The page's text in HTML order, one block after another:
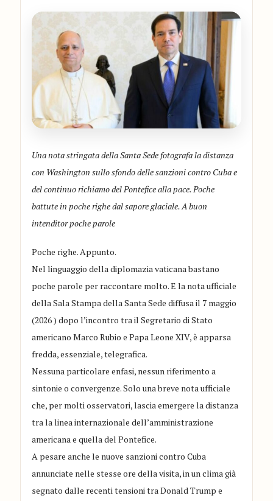
Una nota stringata della Santa Sede fotografa la distanza
con Washington sullo sfondo delle sanzioni contro Cuba e
del continuo richiamo del Pontefice alla pace. Poche
battute in poche righe dal sapore glaciale. A buon
intenditor poche parole
Poche righe. Appunto.
Nel linguaggio della diplomazia vaticana bastano
poche parole per raccontare molto. E la nota ufficiale
della Sala Stampa della Santa Sede diffusa il 7 maggio
(2026 ) dopo l’incontro tra il Segretario di Stato
americano Marco Rubio e Papa Leone XIV, è apparsa
fredda, essenziale, telegrafica.
Nessuna particolare enfasi, nessun riferimento a
sintonie o convergenze. Solo una breve nota ufficiale
che, per molti osservatori, lascia emergere la distanza
tra la linea internazionale dell’amministrazione
americana e quella del Pontefice.
A pesare anche le nuove sanzioni contro Cuba
annunciate nelle stesse ore della visita, in un clima già
segnato dalle recenti tensioni tra Donald Trump e